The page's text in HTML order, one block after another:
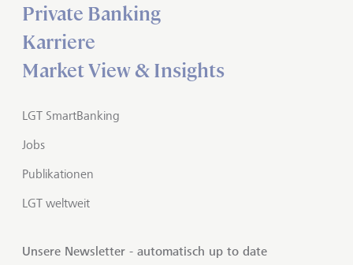
Private Banking
Karriere
Market View & Insights
LGT SmartBanking
Jobs
Publikationen
LGT weltweit
Unsere Newsletter - automatisch up to date